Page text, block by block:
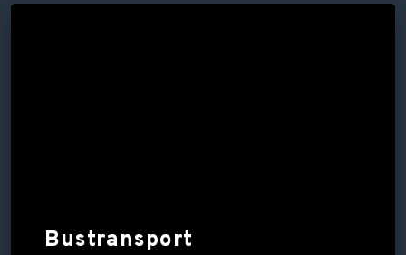
Bustransport